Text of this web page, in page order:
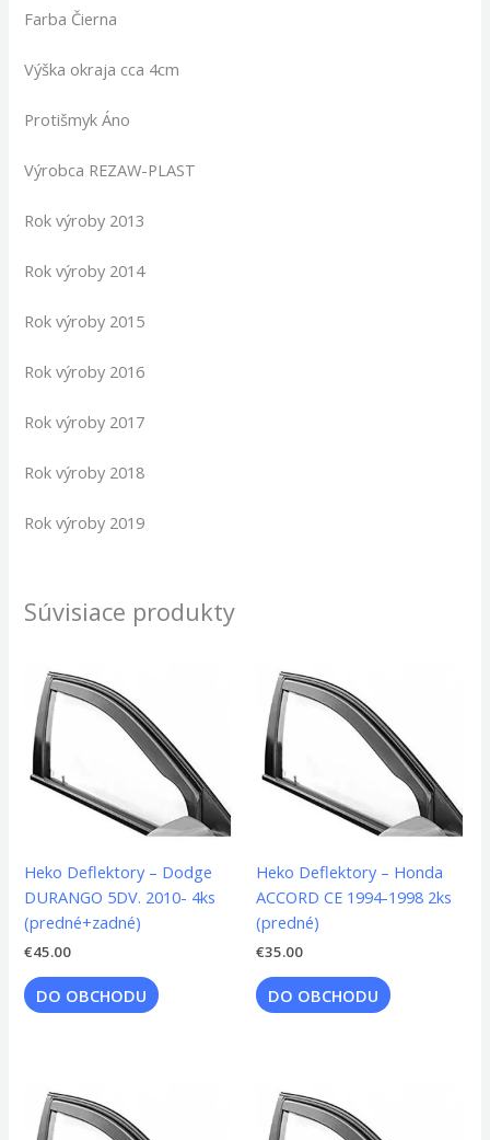
Farba Čierna
Výška okraja cca 4cm
Protišmyk Áno
Výrobca REZAW-PLAST
Rok výroby 2013
Rok výroby 2014
Rok výroby 2015
Rok výroby 2016
Rok výroby 2017
Rok výroby 2018
Rok výroby 2019
Súvisiace produkty
Heko Deflektory – Dodge
DURANGO 5DV. 2010- 4ks
(predné+zadné)
€45.00
DO OBCHODU
Heko Deflektory – Honda
ACCORD CE 1994-1998 2ks
(predné)
€35.00
DO OBCHODU